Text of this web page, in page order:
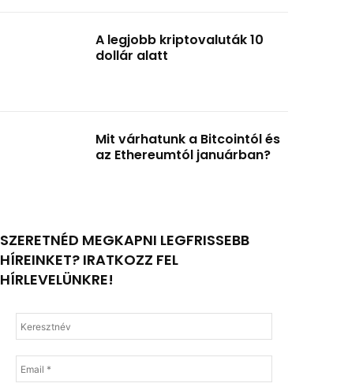
A legjobb kriptovaluták 10
dollár alatt
Mit várhatunk a Bitcointól és
az Ethereumtól januárban?
SZERETNÉD MEGKAPNI LEGFRISSEBB
HÍREINKET? IRATKOZZ FEL
HÍRLEVELÜNKRE!